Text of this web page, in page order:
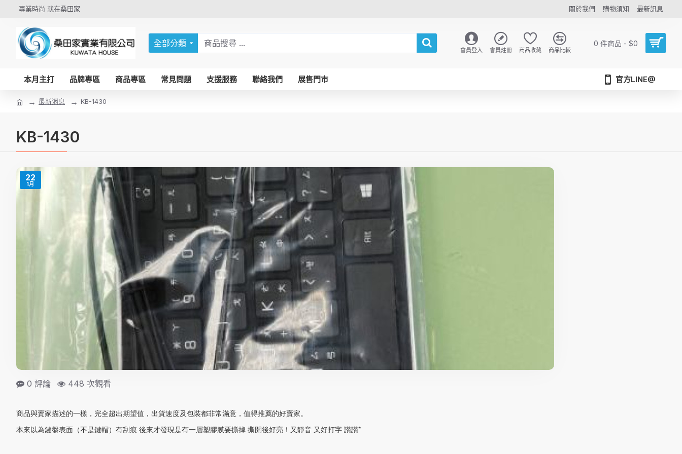
專業時尚 就在桑田家 關於我們 購物須知 最新訊息
全部分類
會員登入 會員註冊 商品收藏 商品比較
0 件商品 - $0
本月主打 品牌專區 商品專區 常見問題 支援服務 聯絡我們 展售門市 官方LINE@
最新消息 KB-1430
KB-1430
22
1月
0 評論 448 次觀看
商品與賣家描述的一樣，完全超出期望值，出貨速度及包裝都非常滿意，值得推薦的好賣家。
本來以為鍵盤表面（不是鍵帽）有刮痕 後來才發現是有一層塑膠膜要撕掉 撕開後好亮！又靜音 又好打字 讚讚*